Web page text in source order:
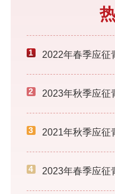
学院（11人）：余吉、蒲
1 2022年春季应征
2 2023年秋季应征
3 2021年秋季应征
4 2023年春季应征